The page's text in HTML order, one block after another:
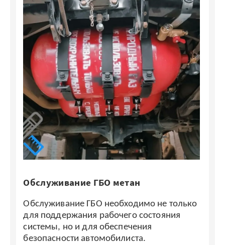
Обслуживание ГБО метан
Обслуживание ГБО необходимо не только
для поддержания рабочего состояния
системы, но и для обеспечения
безопасности автомобилиста.